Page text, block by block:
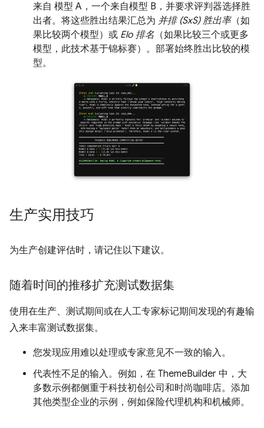
来自 模型 A，一个来自模型 B，并要求评判器选择胜
出者。将这些胜出结果汇总为 并排 (SxS) 胜出率（如
果比较两个模型）或 Elo 排名 （如果比较三个或更多
模型，此技术基于锦标赛）。部署始终胜出比较的模
型。
生产实用技巧
为生产创建评估时，请记住以下建议。
随着时间的推移扩充测试数据集
使用在生产、测试期间或在人工专家标记期间发现的有趣输
入来丰富测试数据集。
您发现应用难以处理或专家意见不一致的输入。
代表性不足的输入。例如，在 ThemeBuilder 中，大
多数示例都侧重于科技初创公司和时尚咖啡店。添加
其他类型企业的示例，例如保险代理机构和机械师。